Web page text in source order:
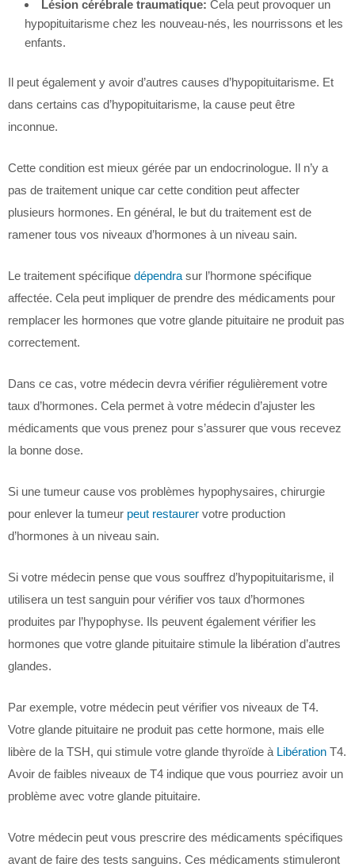
Lésion cérébrale traumatique: Cela peut provoquer un
hypopituitarisme chez les nouveau-nés, les nourrissons et les
enfants.
Il peut également y avoir d’autres causes d’hypopituitarisme. Et
dans certains cas d’hypopituitarisme, la cause peut être
inconnue.
Cette condition est mieux gérée par un endocrinologue. Il n’y a
pas de traitement unique car cette condition peut affecter
plusieurs hormones. En général, le but du traitement est de
ramener tous vos niveaux d’hormones à un niveau sain.
Le traitement spécifique dépendra sur l’hormone spécifique
affectée. Cela peut impliquer de prendre des médicaments pour
remplacer les hormones que votre glande pituitaire ne produit pas
correctement.
Dans ce cas, votre médecin devra vérifier régulièrement votre
taux d’hormones. Cela permet à votre médecin d’ajuster les
médicaments que vous prenez pour s’assurer que vous recevez
la bonne dose.
Si une tumeur cause vos problèmes hypophysaires, chirurgie
pour enlever la tumeur peut restaurer votre production
d’hormones à un niveau sain.
Si votre médecin pense que vous souffrez d’hypopituitarisme, il
utilisera un test sanguin pour vérifier vos taux d’hormones
produites par l’hypophyse. Ils peuvent également vérifier les
hormones que votre glande pituitaire stimule la libération d’autres
glandes.
Par exemple, votre médecin peut vérifier vos niveaux de T4.
Votre glande pituitaire ne produit pas cette hormone, mais elle
libère de la TSH, qui stimule votre glande thyroïde à Libération T4.
Avoir de faibles niveaux de T4 indique que vous pourriez avoir un
problème avec votre glande pituitaire.
Votre médecin peut vous prescrire des médicaments spécifiques
avant de faire des tests sanguins. Ces médicaments stimuleront